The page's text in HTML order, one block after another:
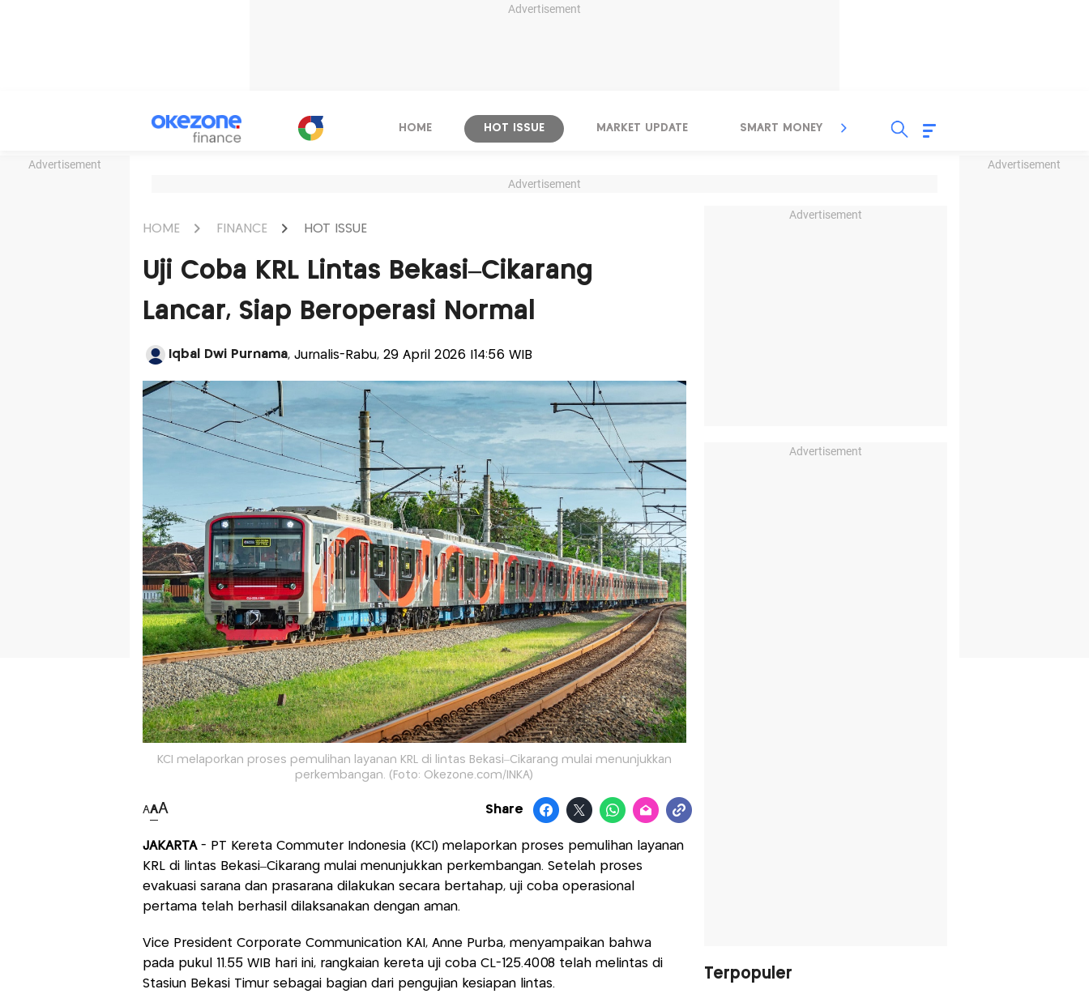
Advertisement
Advertisement Advertisement
HOME HOT ISSUE MARKET UPDATE SMART MONEY INSPIRASI BISNIS
Advertisement
HOME FINANCE HOT ISSUE
Uji Coba KRL Lintas Bekasi–Cikarang
Lancar, Siap Beroperasi Normal
Iqbal Dwi Purnama, Jurnalis-Rabu, 29 April 2026 |14:56 WIB
KCI melaporkan proses pemulihan layanan KRL di lintas Bekasi–Cikarang mulai menunjukkan
perkembangan. (Foto: Okezone.com/INKA)
AAA Share
JAKARTA - PT Kereta Commuter Indonesia (KCI) melaporkan proses pemulihan layanan
KRL di lintas Bekasi–Cikarang mulai menunjukkan perkembangan. Setelah proses
evakuasi sarana dan prasarana dilakukan secara bertahap, uji coba operasional
pertama telah berhasil dilaksanakan dengan aman.
Vice President Corporate Communication KAI, Anne Purba, menyampaikan bahwa
pada pukul 11.55 WIB hari ini, rangkaian kereta uji coba CL-125.4008 telah melintas di
Stasiun Bekasi Timur sebagai bagian dari pengujian kesiapan lintas.
Advertisement
Advertisement
Terpopuler